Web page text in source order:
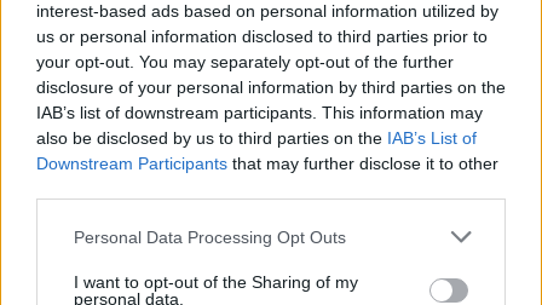
interest-based ads based on personal information utilized by
us or personal information disclosed to third parties prior to
your opt-out. You may separately opt-out of the further
disclosure of your personal information by third parties on the
IAB’s list of downstream participants. This information may
also be disclosed by us to third parties on the IAB’s List of
Downstream Participants that may further disclose it to other
Please note that this website/app uses one or more Google
not limited to your visit or usage behaviour. You may click to
Personal Data Processing Opt Outs
I want to opt-out of the Sharing of my
personal data.
Sigue leyendo